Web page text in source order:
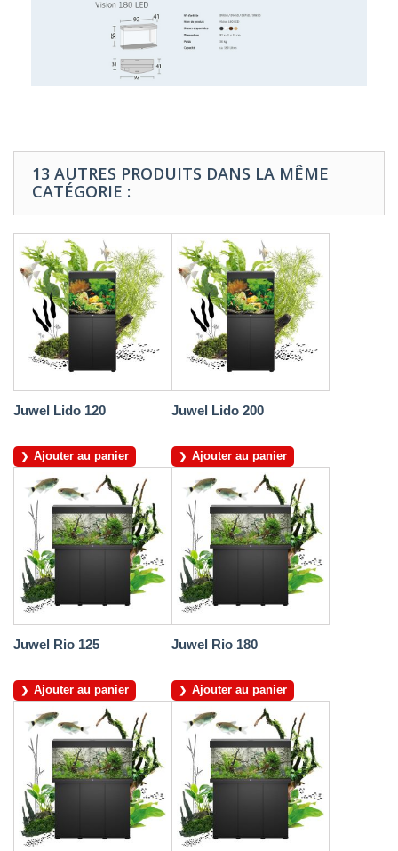
13 AUTRES PRODUITS DANS LA MÊME
CATÉGORIE :
Juwel Lido 120
Ajouter au panier
Juwel Lido 200
Ajouter au panier
Juwel Rio 125
Ajouter au panier
Juwel Rio 180
Ajouter au panier